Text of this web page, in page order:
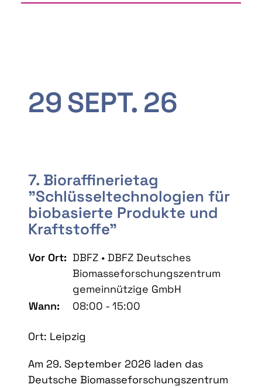
29SEPT. 26
7. Bioraffinerietag
"Schlüsseltechnologien für
biobasierte Produkte und
Kraftstoffe"
Vor Ort: DBFZ • DBFZ Deutsches
Biomasseforschungszentrum
gemeinnützige GmbH
Wann:
08:00 - 15:00
Ort: Leipzig
Am 29. September 2026 laden das
Deutsche Biomasseforschungszentrum